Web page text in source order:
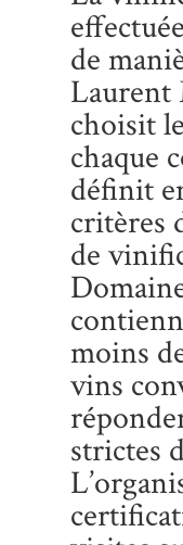
de
choisit
chaque
définit
critères
de
moins
vins
strictes